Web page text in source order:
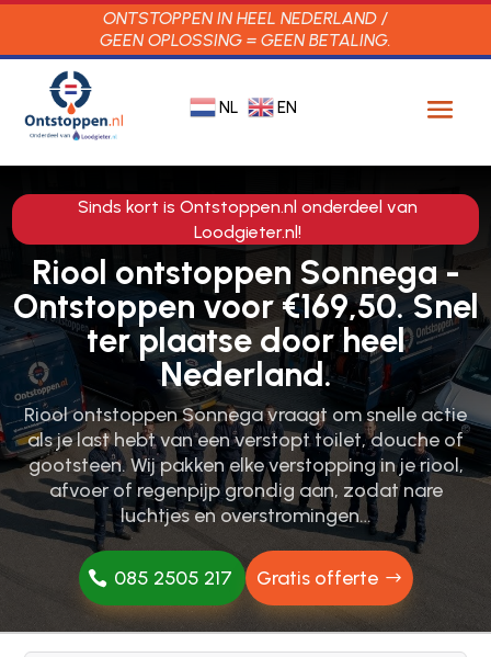
ONTSTOPPEN IN HEEL NEDERLAND /
GEEN OPLOSSING = GEEN BETALING.
NL EN
Sinds kort is Ontstoppen.nl onderdeel van
Loodgieter.nl!
Riool ontstoppen Sonnega -
Ontstoppen voor €169,50. Snel
ter plaatse door heel
Nederland.
Riool ontstoppen Sonnega vraagt om snelle actie
als je last hebt van een verstopt toilet, douche of
gootsteen.​ Wij pakken elke verstopping in je riool,
afvoer of regenpijp grondig aan, zodat nare
luchtjes en overstromingen…
085 2505 217 Gratis offerte